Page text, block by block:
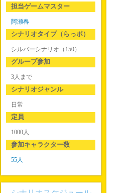
担当ゲームマスター
阿瀬春
シナリオタイプ（らっポ）
シルバーシナリオ（150）
グループ参加
3人まで
シナリオジャンル
日常
定員
1000人
参加キャラクター数
55人